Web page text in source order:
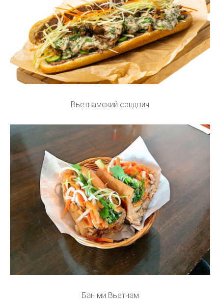
Вьетнамский сэндвич
Бан ми Вьетнам